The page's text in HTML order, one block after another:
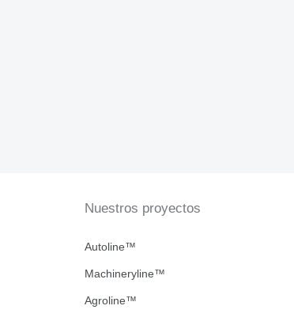
Nuestros proyectos
Autoline™
Machineryline™
Agroline™